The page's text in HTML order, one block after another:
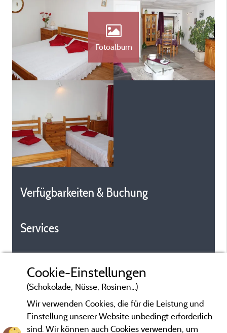
Fotoalbum
Verfügbarkeiten & Buchung
Services
Cookie-Einstellungen
(Schokolade, Nüsse, Rosinen...)
Wir verwenden Cookies, die für die Leistung und
Einstellung unserer Website unbedingt erforderlich
sind. Wir können auch Cookies verwenden, um